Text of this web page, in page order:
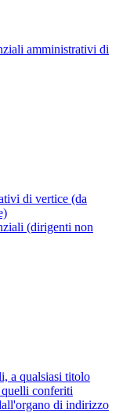
amministrativi di
di vertice (da
(dirigenti non
a qualsiasi titolo
conferiti
di indirizzo